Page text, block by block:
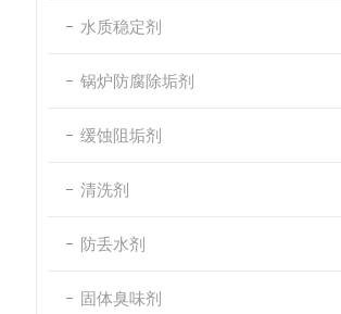
水质稳定剂
锅炉防腐除垢剂
缓蚀阻垢剂
清洗剂
防丢水剂
固体臭味剂